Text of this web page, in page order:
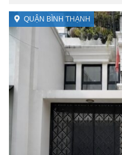
QUẬN BÌNH THẠNH